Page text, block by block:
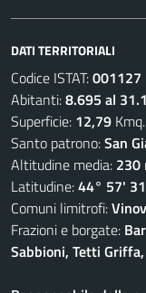
DATI TERRITORIALI
Codice ISTAT:001127
Abitanti:8.695 al
Superficie: 12,79
Santo patrono:San
Altitudine media: 230
Latitudine:44° 57'
Comuni limitrofi:
Frazioni e borgate:
Sabbioni, Tetti